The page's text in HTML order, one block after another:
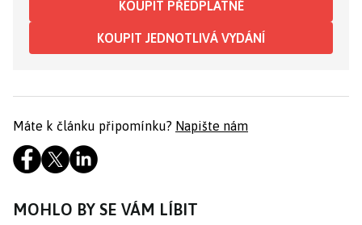
KOUPIT PŘEDPLATNÉ
KOUPIT JEDNOTLIVÁ VYDÁNÍ
Máte k článku připomínku? Napište nám
MOHLO BY SE VÁM LÍBIT